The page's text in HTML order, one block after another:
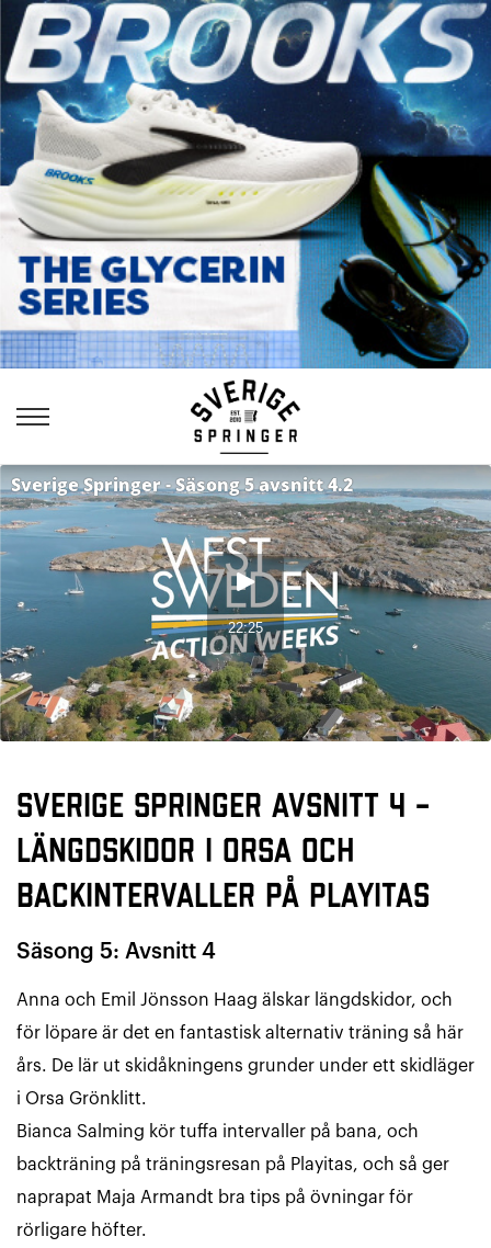
Sverige Springer avsnitt 4 –
längdskidor i Orsa och
backintervaller på Playitas
Säsong 5: Avsnitt 4
Anna och Emil Jönsson Haag älskar längdskidor, och
för löpare är det en fantastisk alternativ träning så här
års. De lär ut skidåkningens grunder under ett skidläger
i Orsa Grönklitt.
Bianca Salming kör tuffa intervaller på bana, och
backträning på träningsresan på Playitas, och så ger
naprapat Maja Armandt bra tips på övningar för
rörligare höfter.